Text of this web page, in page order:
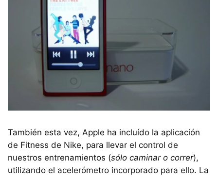
También esta vez, Apple ha incluído la aplicación
de Fitness de Nike, para llevar el control de
nuestros entrenamientos (sólo caminar o correr),
utilizando el acelerómetro incorporado para ello. La